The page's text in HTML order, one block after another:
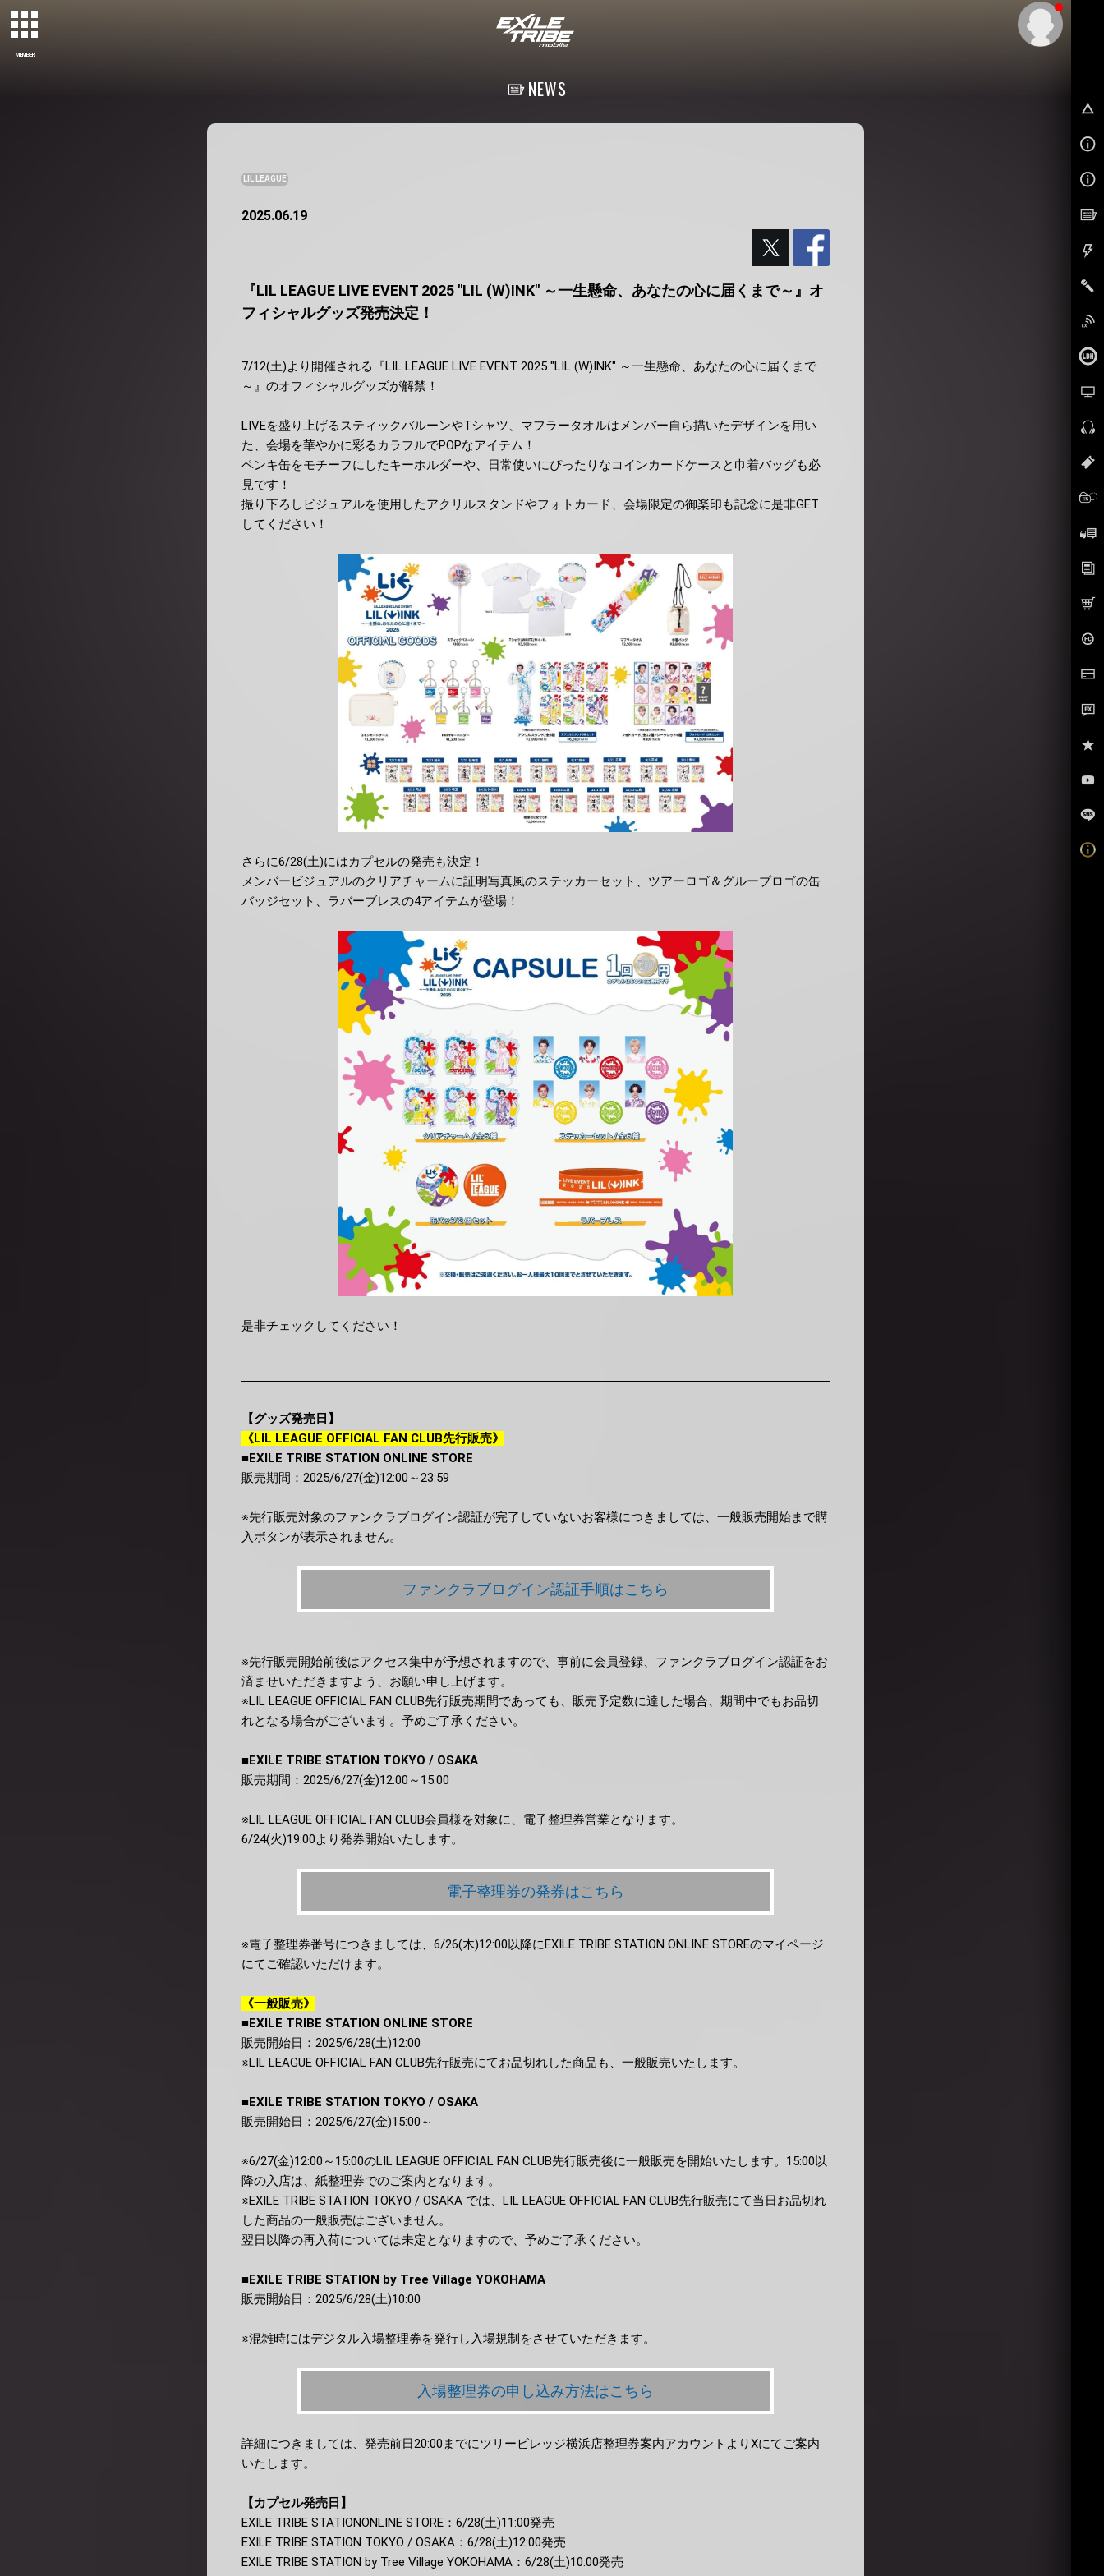
MEMBER
NEWS
LIL LEAGUE
2025.06.19
『LIL LEAGUE LIVE EVENT 2025 "LIL (W)INK" ～一生懸命、あなたの心に届くまで～』オ
フィシャルグッズ発売決定！
7/12(土)より開催される『LIL LEAGUE LIVE EVENT 2025 "LIL (W)INK" ～一生懸命、あなたの心に届くまで
～』のオフィシャルグッズが解禁！
LIVEを盛り上げるスティックバルーンやTシャツ、マフラータオルはメンバー自ら描いたデザインを用い
た、会場を華やかに彩るカラフルでPOPなアイテム！
ペンキ缶をモチーフにしたキーホルダーや、日常使いにぴったりなコインカードケースと巾着バッグも必
見です！
撮り下ろしビジュアルを使用したアクリルスタンドやフォトカード、会場限定の御楽印も記念に是非GET
してください！
さらに6/28(土)にはカプセルの発売も決定！
メンバービジュアルのクリアチャームに証明写真風のステッカーセット、ツアーロゴ＆グループロゴの缶
バッジセット、ラバーブレスの4アイテムが登場！
是非チェックしてください！
【グッズ発売日】
《LIL LEAGUE OFFICIAL FAN CLUB先行販売》
■EXILE TRIBE STATION ONLINE STORE
販売期間：2025/6/27(金)12:00～23:59
※先行販売対象のファンクラブログイン認証が完了していないお客様につきましては、一般販売開始まで購
入ボタンが表示されません。
ファンクラブログイン認証手順はこちら
※先行販売開始前後はアクセス集中が予想されますので、事前に会員登録、ファンクラブログイン認証をお
済ませいただきますよう、お願い申し上げます。
※LIL LEAGUE OFFICIAL FAN CLUB先行販売期間であっても、販売予定数に達した場合、期間中でもお品切
れとなる場合がございます。予めご了承ください。
■EXILE TRIBE STATION TOKYO / OSAKA
販売期間：2025/6/27(金)12:00～15:00
※LIL LEAGUE OFFICIAL FAN CLUB会員様を対象に、電子整理券営業となります。
6/24(火)19:00より発券開始いたします。
電子整理券の発券はこちら
※電子整理券番号につきましては、6/26(木)12:00以降にEXILE TRIBE STATION ONLINE STOREのマイページ
にてご確認いただけます。
《一般販売》
■EXILE TRIBE STATION ONLINE STORE
販売開始日：2025/6/28(土)12:00
※LIL LEAGUE OFFICIAL FAN CLUB先行販売にてお品切れした商品も、一般販売いたします。
■EXILE TRIBE STATION TOKYO / OSAKA
販売開始日：2025/6/27(金)15:00～
※6/27(金)12:00～15:00のLIL LEAGUE OFFICIAL FAN CLUB先行販売後に一般販売を開始いたします。15:00以
降の入店は、紙整理券でのご案内となります。
※EXILE TRIBE STATION TOKYO / OSAKA では、LIL LEAGUE OFFICIAL FAN CLUB先行販売にて当日お品切れ
した商品の一般販売はございません。
翌日以降の再入荷については未定となりますので、予めご了承ください。
■EXILE TRIBE STATION by Tree Village YOKOHAMA
販売開始日：2025/6/28(土)10:00
※混雑時にはデジタル入場整理券を発行し入場規制をさせていただきます。
入場整理券の申し込み方法はこちら
詳細につきましては、発売前日20:00までにツリービレッジ横浜店整理券案内アカウントよりXにてご案内
いたします。
【カプセル発売日】
EXILE TRIBE STATIONONLINE STORE：6/28(土)11:00発売
EXILE TRIBE STATION TOKYO / OSAKA：6/28(土)12:00発売
EXILE TRIBE STATION by Tree Village YOKOHAMA：6/28(土)10:00発売